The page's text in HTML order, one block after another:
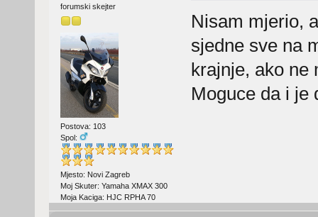
forumski skejter
Postova: 103
Spol:
Mjesto: Novi Zagreb
Moj Skuter: Yamaha XMAX 300
Moja Kaciga: HJC RPHA 70
Nisam mjerio,
sjedne sve na
krajnje, ako ne
Moguce da i je